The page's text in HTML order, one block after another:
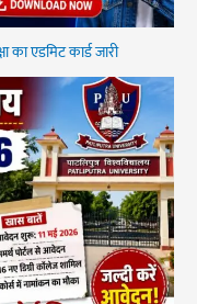
एडमिट कार्ड जारी